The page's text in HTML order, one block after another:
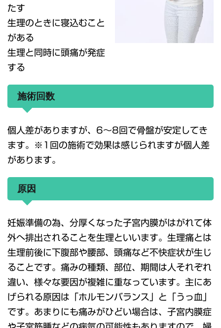
たす
生理のときに寝込むこと
がある
生理と同時に頭痛が発症
する
施術回数
個人差がありますが、6～8回で骨盤が安定してき
ます。※1回の施術で効果は感じられますが個人差
があります。
原因
妊娠準備の為、分厚くなった子宮内膜がはがれて体
外へ排出されることを生理といいます。生理痛とは
生理前後に下腹部や腰部、頭痛など不快症状が生じ
ることです。痛みの種類、部位、期間は人それぞれ
違い、様々な要因が複雑に重なっています。主にあ
げられる原因は「ホルモンバランス」と「うっ血」
です。あまりにも痛みがひどい場合は、子宮内膜症